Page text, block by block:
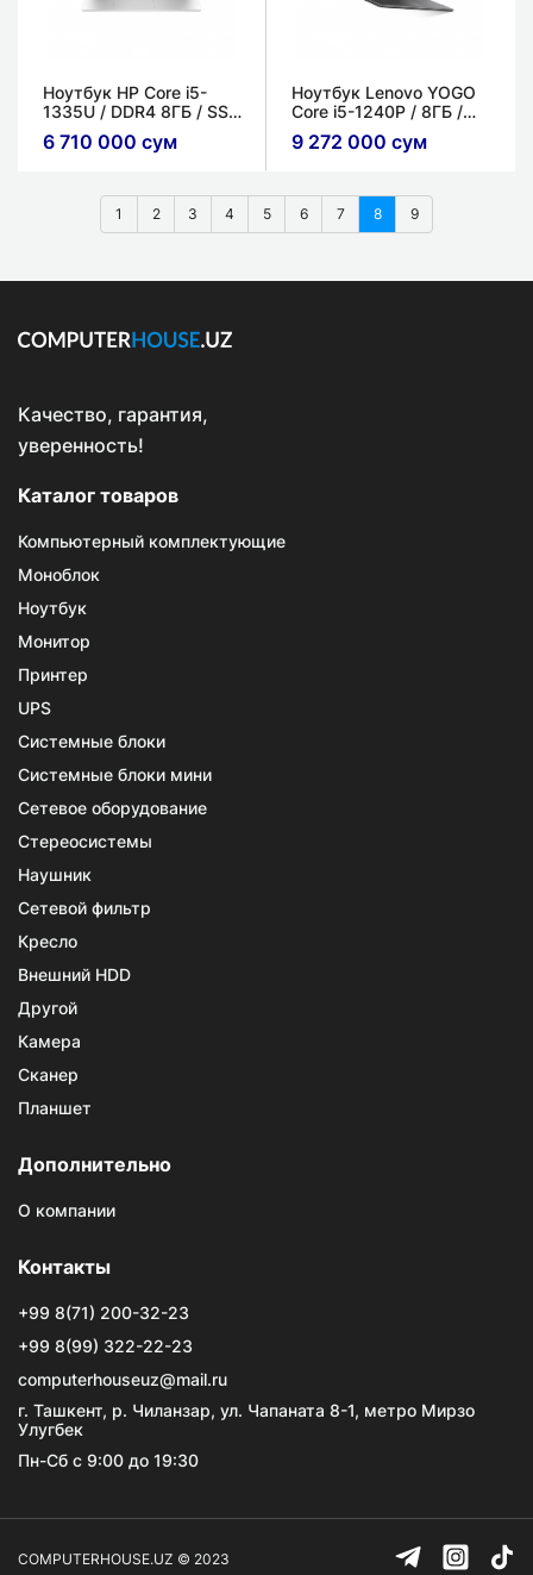
Ноутбук HP Core i5-
1335U / DDR4 8ГБ / SSD
512ГБ / 15.6'' / MX550
2ГБ / Синий
6 710 000 сум
Ноутбук Lenovo YOGO
Core i5-1240P / 8ГБ /
256ГБ SSD / 16'' / x360
/ Сенсорный
9 272 000 сум
1 2 3 4 5 6 7 8 9
Качество, гарантия,
уверенность!
Каталог товаров
Компьютерный комплектующие
Моноблок
Ноутбук
Монитор
Принтер
UPS
Системные блоки
Системные блоки мини
Сетевое оборудование
Стереосистемы
Наушник
Сетевой фильтр
Кресло
Внешний HDD
Другой
Камера
Сканер
Планшет
Дополнительно
О компании
Контакты
+99 8(71) 200-32-23
+99 8(99) 322-22-23
computerhouseuz@mail.ru
г. Ташкент, р. Чиланзар, ул. Чапаната 8-1, метро Мирзо
Улугбек
Пн-Сб с 9:00 до 19:30
COMPUTERHOUSE.UZ © 2023